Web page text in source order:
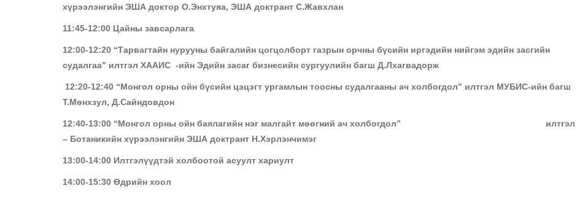
хүрээлэнгийн ЭША доктор О.Энхтуяа, ЭША доктрант С.Жавхлан
11:45-12:00 Цайны завсарлага
12:00-12:20 “Тарвагтайн нурууны байгалийн цогцолборт газрын орчны бүсийн иргэдийн нийгэм эдийн засгийн
судалгаа” илтгэл ХААИС -ийн Эдийн засаг бизнесийн сургуулийн багш Д.Лхагвадорж
12:20-12:40 “Монгол орны ойн бүсийн цэцэгт ургамлын тоосны судалгааны ач холбогдол” илтгэл МУБИС-ийн багш
Т.Мөнхзул, Д.Сайндовдон
12:40-13:00 “Монгол орны ойн баялагийн нэг малгайт мөөгний ач холбогдол” илтгэл
– Ботаникийн хүрээлэнгийн ЭША доктрант Н.Хэрлэнчимэг
13:00-14:00 Илтгэлүүдтэй холбоотой асуулт хариулт
14:00-15:30 Өдрийн хоол